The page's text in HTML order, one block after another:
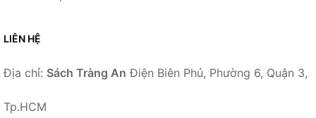
LIÊN HỆ
Địa chỉ: Sách Tràng An Điện Biên Phủ, Phường 6, Quận 3,
Tp.HCM